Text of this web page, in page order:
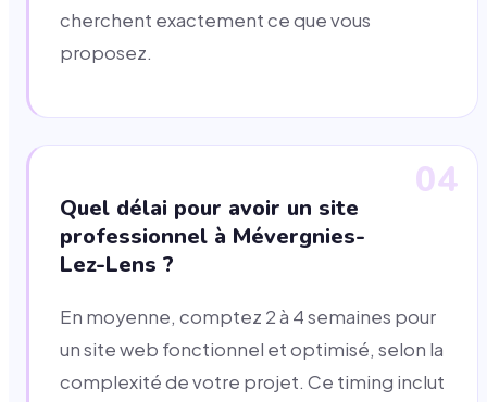
cherchent exactement ce que vous
proposez.
04
Quel délai pour avoir un site
professionnel à Mévergnies-
Lez-Lens ?
En moyenne, comptez 2 à 4 semaines pour
un site web fonctionnel et optimisé, selon la
complexité de votre projet. Ce timing inclut